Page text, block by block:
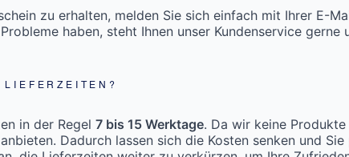
zu erhalten, melden Sie sich einfach mit Ihrer E-
haben, steht Ihnen unser Kundenservice gerne
in der Regel7 bis 15 Werktage. Da wir keine
Dadurch lassen sich die Kosten senken und